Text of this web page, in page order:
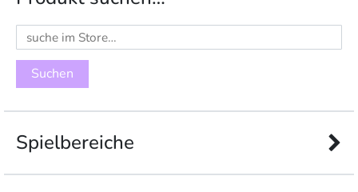
Suchen
nach:
Spielbereiche